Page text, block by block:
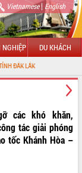
Vietnamese| English
NGHIỆP DU KHÁCH
LẮK
các khó khăn,
tác giải phóng
tốc Khánh Hòa –